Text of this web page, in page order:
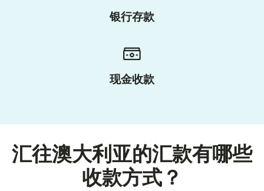
银行存款
现金收款
汇往澳大利亚的汇款有哪些
收款方式？